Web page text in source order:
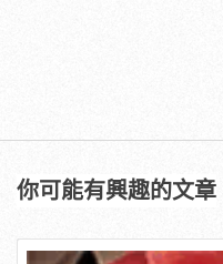
你可能有興趣的文章